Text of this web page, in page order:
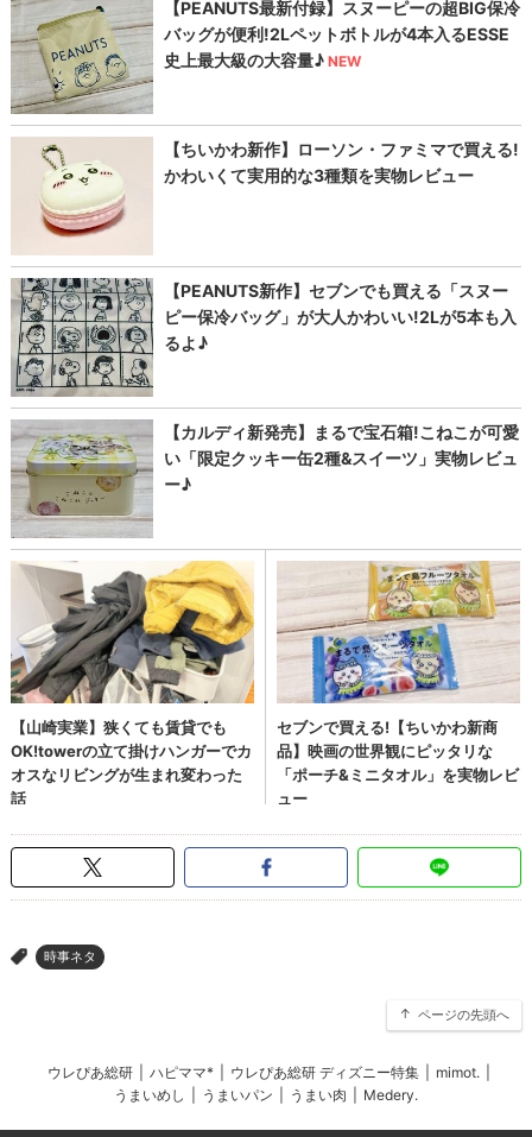
> 時事ネタ
ページの先頭へ
ウレぴあ総研 ハピママ* ウレぴあ総研 ディズニー特集 mimot.
うまいめし
うまいパン うまい肉 Medery.